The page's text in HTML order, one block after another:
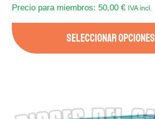
Precio para miembros: 50,00 € IVA incl.
SELECCIONAR OPCIONES
variantes.